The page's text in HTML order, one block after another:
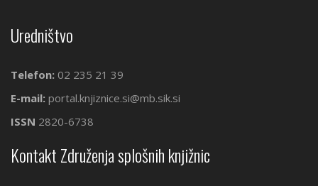
Uredništvo
Telefon: 02 235 21 39
E-mail: portal.knjiznice.si@mb.sik.si
ISSN 2820-6738
Kontakt Združenja splošnih knjižnic